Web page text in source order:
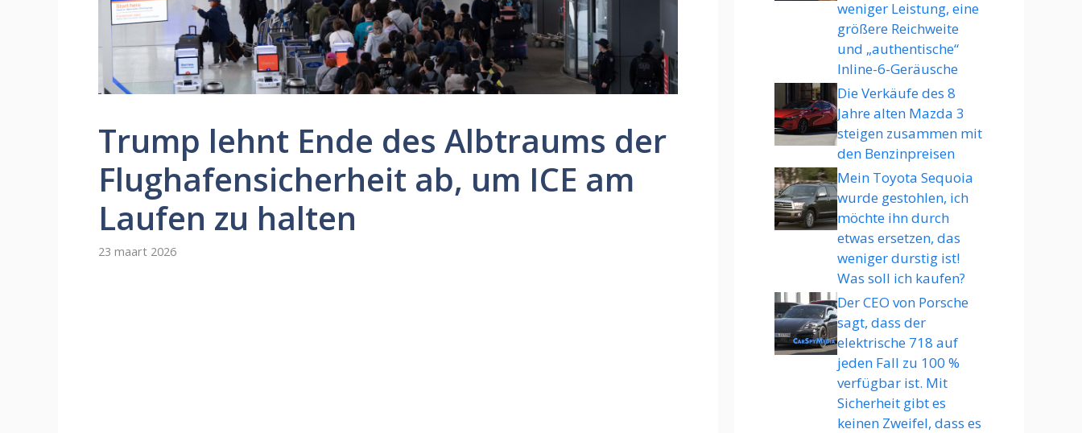
Trump lehnt Ende des Albtraums der
Flughafensicherheit ab, um ICE am
Laufen zu halten
23 maart 2026
weniger Leistung, eine
größere Reichweite
und „authentische“
Inline-6-Geräusche
Die Verkäufe des 8
Jahre alten Mazda 3
steigen zusammen mit
den Benzinpreisen
Mein Toyota Sequoia
wurde gestohlen, ich
möchte ihn durch
etwas ersetzen, das
weniger durstig ist!
Was soll ich kaufen?
Der CEO von Porsche
sagt, dass der
elektrische 718 auf
jeden Fall zu 100 %
verfügbar ist. Mit
Sicherheit gibt es
keinen Zweifel, dass es